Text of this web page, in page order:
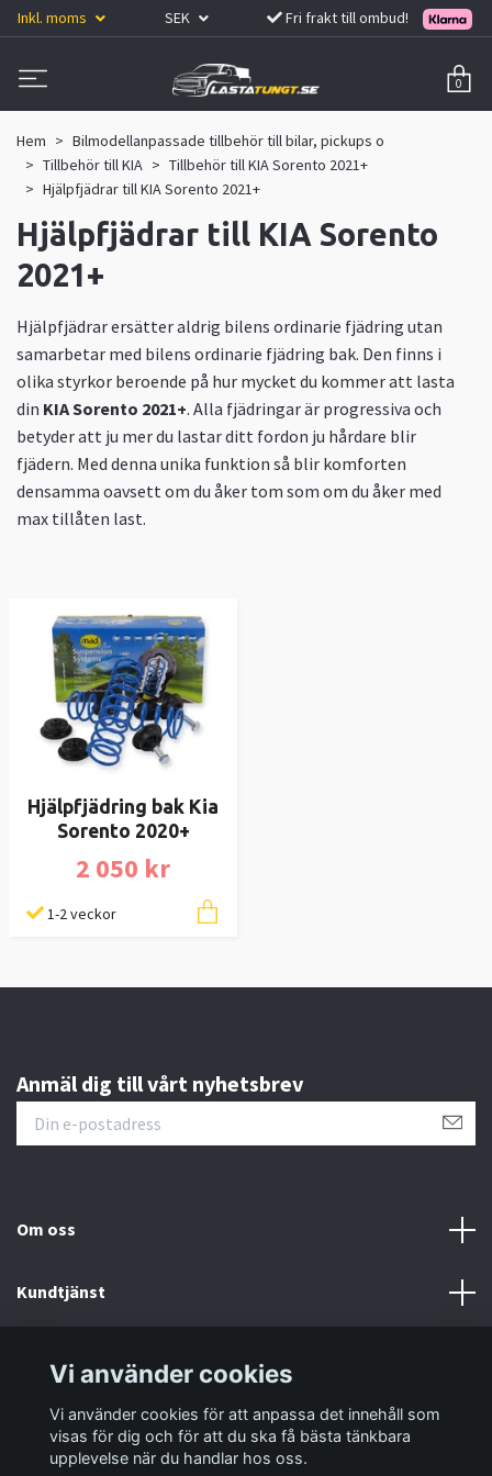
Inkl. moms SEK Fri frakt till ombud!
0
Hem
Bilmodellanpassade tillbehör till bilar, pickups o
Tillbehör till KIA
Tillbehör till KIA Sorento 2021+
Hjälpfjädrar till KIA Sorento 2021+
Hjälpfjädrar till KIA Sorento
2021+
Hjälpfjädrar ersätter aldrig bilens ordinarie fjädring utan
samarbetar med bilens ordinarie fjädring bak. Den finns i
olika styrkor beroende på hur mycket du kommer att lasta
din KIA Sorento 2021+. Alla fjädringar är progressiva och
betyder att ju mer du lastar ditt fordon ju hårdare blir
fjädern. Med denna unika funktion så blir komforten
densamma oavsett om du åker tom som om du åker med
max tillåten last.
Hjälpfjädring bak Kia
Sorento 2020+
2 050 kr
1-2 veckor
Anmäl dig till vårt nyhetsbrev
Om oss
Kundtjänst
Sociala medier
Vi använder cookies
Vi använder cookies för att anpassa det innehåll som
visas för dig och för att du ska få bästa tänkbara
upplevelse när du handlar hos oss.